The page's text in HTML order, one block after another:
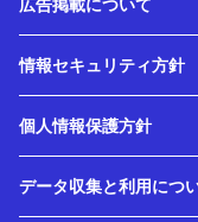
広告掲載について
情報セキュリティ方針
個人情報保護方針
データ収集と利用につ